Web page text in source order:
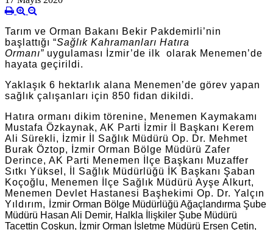
Tarım ve Orman Bakanı Bekir Pakdemirli’nin
başlattığı “Sağlık Kahramanları Hatıra
Ormanı” uygulaması İzmir’de ilk olarak Menemen’de
hayata geçirildi.
Yaklaşık 6 hektarlık alana Menemen’de görev yapan
sağlık çalışanları için 850 fidan dikildi.
Hatıra ormanı dikim törenine, Menemen Kaymakamı
Mustafa Özkaynak, AK Parti İzmir İl Başkanı Kerem
Ali Sürekli, İzmir İl Sağlık Müdürü Op. Dr. Mehmet
Burak Öztop, İzmir Orman Bölge Müdürü Zafer
Derince, AK Parti Menemen İlçe Başkanı Muzaffer
Sıtkı Yüksel, İl Sağlık Müdürlüğü İK Başkanı Şaban
Koçoğlu, Menemen İlçe Sağlık Müdürü Ayşe Alkurt,
Menemen Devlet Hastanesi Başhekimi Op. Dr. Yalçın
Yıldırım, İ zmir Orman Bölge Müdürlüğü Ağaçlandırma Şube
Müdürü Hasan Ali Demir, Halkla İlişkiler Şube Müdürü
Tacettin Coşkun, İzmir Orman İşletme Müdürü Ersen Çetin,